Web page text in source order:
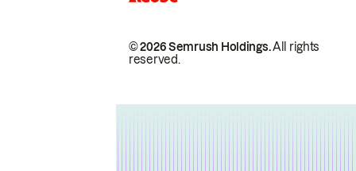
© 2026 Semrush Holdings.All rights
reserved.